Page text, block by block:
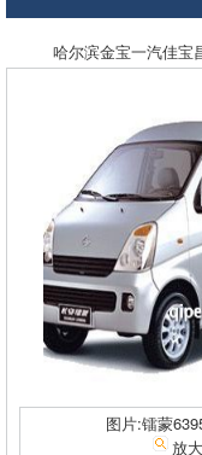
哈尔滨金宝一汽佳宝
图片:镭蒙
放